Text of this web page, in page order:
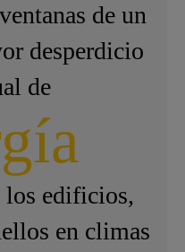
de un
desperdicio
de
los edificios,
en climas